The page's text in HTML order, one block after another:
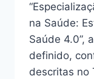
na Saúde:
Saúde 4.0”,
definido,
descritas no